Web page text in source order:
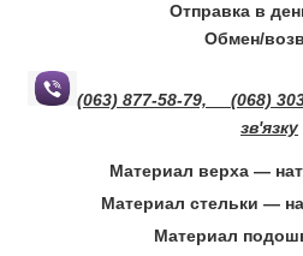
Отправка в
Обмен/
(063) 877-58-79, (068)
зв'язку
Материал верха ―
Материал стельки ―
Материал